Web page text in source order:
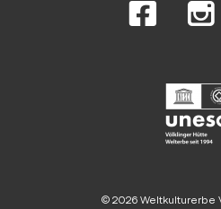
© 2026 Weltkulturerbe